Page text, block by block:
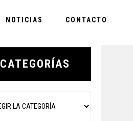
NOTICIAS CONTACTO
CATEGORÍAS